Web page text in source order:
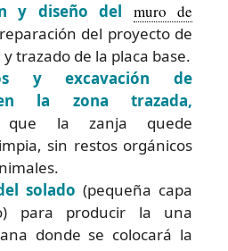
y diseño del muro de
del proyecto de
trazado de la placa base.
y excavación de
la zona trazada,
que la zanja quede
sin restos orgánicos
solado (pequeña capa
para producir la una
donde se colocará la